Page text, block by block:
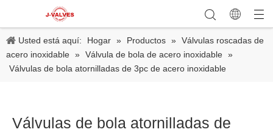
Usted está aquí: Hogar » Productos » Válvulas roscadas de
acero inoxidable » Válvula de bola de acero inoxidable »
Válvulas de bola atornilladas de 3pc de acero inoxidable
Válvulas de bola atornilladas de